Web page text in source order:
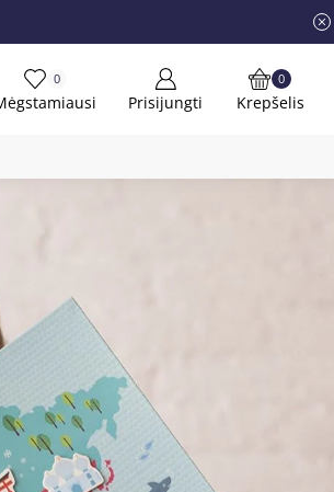
0
Prisijungti
0
Krepšelis